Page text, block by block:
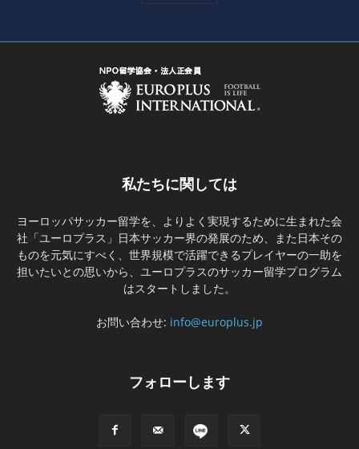
私たちに関しては
ヨーロッパサッカー留学を、よりよく実現するために生まれた会
社「ユーロプラス」日本サッカー界の発展のため、また日本その
ものを元気にすべく、世界規模で活躍できるプレイヤーの一助を
担いたいとの思いから、ユーロプラスのサッカー留学プログラム
はスタートしました。
お問い合わせ: info@europlus.jp
フォローします